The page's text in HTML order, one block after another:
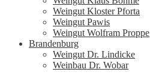
Weingut Kloster Pforta
Weingut Pawis
Weingut Wolfram Proppe
Brandenburg
Weingut Dr. Lindicke
Weinbau Dr. Wobar